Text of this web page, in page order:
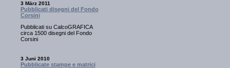
3 März 2011
Pubblicati disegni del Fondo
Corsini
Pubblicati su CalcoGRAFICA
circa 1500 disegni del Fondo
Corsini
3 Juni 2010
Pubblicate stampe e matrici